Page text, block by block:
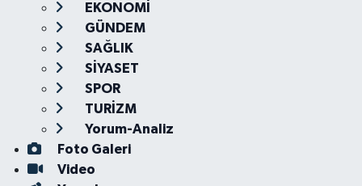
EKONOMİ
GÜNDEM
SAĞLIK
SİYASET
SPOR
TURİZM
Yorum-Analiz
Foto Galeri
Video